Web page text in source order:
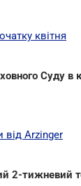
квітня
Суду в
від Arzinger
2-тижневий